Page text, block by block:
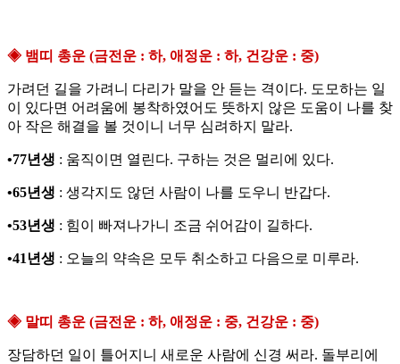
◈ 뱀띠 총운 (금전운 : 하, 애정운 : 하, 건강운 : 중)
가려던 길을 가려니 다리가 말을 안 듣는 격이다. 도모하는 일
이 있다면 어려움에 봉착하였어도 뜻하지 않은 도움이 나를 찾
아 작은 해결을 볼 것이니 너무 심려하지 말라.
•77년생 : 움직이면 열린다. 구하는 것은 멀리에 있다.
•65년생 : 생각지도 않던 사람이 나를 도우니 반갑다.
•53년생 : 힘이 빠져나가니 조금 쉬어감이 길하다.
•41년생 : 오늘의 약속은 모두 취소하고 다음으로 미루라.
◈ 말띠 총운 (금전운 : 하, 애정운 : 중, 건강운 : 중)
장담하던 일이 틀어지니 새로운 사람에 신경 써라. 돌부리에